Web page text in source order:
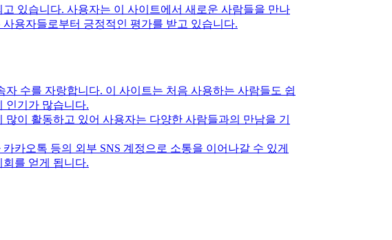
있습니다. 사용자는 이 사이트에서 새로운 사람들을 만나
용자들로부터 긍정적인 평가를 받고 있습니다.
수를 자랑합니다. 이 사이트는 처음 사용하는 사람들도 쉽
인기가 많습니다.
이 활동하고 있어 사용자는 다양한 사람들과의 만남을 기
카오톡 등의 외부 SNS 계정으로 소통을 이어나갈 수 있게
를 얻게 됩니다.